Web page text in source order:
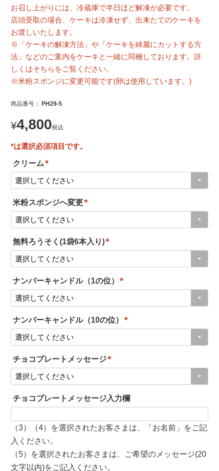
お召し上がりには、冷蔵庫で半日ほど解凍が必要です。
店頭受取の場合、ケーキは冷凍せず、出来たてのケーキを
お渡しいたします。
※「ケーキの解凍方法」や「ケーキを綺麗にカットする方
法」などのご案内をケーキと一緒に同梱しております。詳
しくはそちらをご覧ください。
※米粉スポンジに変更可能です(卵は使用しています。)
商品番号 PH29-5
¥4,800税込
クリーム
(
必
須
)
米粉スポンジへ変更
必
須
無料ろうそく(1袋6本入り)
必
須
ナンバーキャンドル（1の位）
必
須
ナンバーキャンドル（10の位）
必
チョコプレートメッセージ
必
須
チョコプレートメッセージ入力欄
（3）（4）を選択されたお客さまは、「お名前」をご記
入ください。
（5）を選択されたお客さまは、ご希望のメッセージ(20
文字以内)をご記入ください。